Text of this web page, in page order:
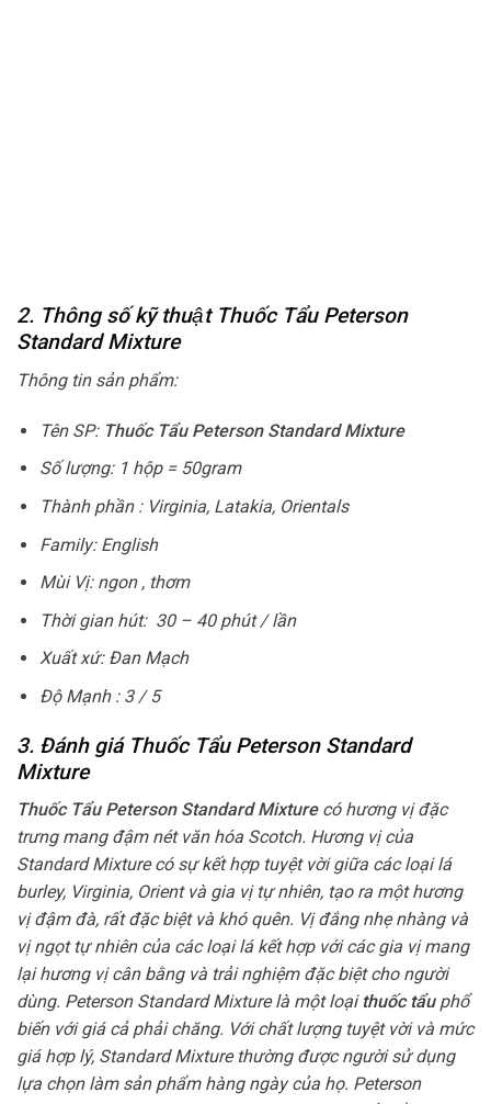
2. Thông số kỹ thuật Thuốc Tẩu Peterson
Standard Mixture
Thông tin sản phẩm:
Tên SP: Thuốc Tẩu Peterson Standard Mixture
Số lượng: 1 hộp = 50gram
Thành phần : Virginia, Latakia, Orientals
Family: English
Mùi Vị: ngon , thơm
Thời gian hút: 30 – 40 phút / lần
Xuất xứ: Đan Mạch
Độ Mạnh : 3 / 5
3. Đánh giá Thuốc Tẩu Peterson Standard
Mixture
Thuốc Tẩu Peterson Standard Mixture có hương vị đặc
trưng mang đậm nét văn hóa Scotch. Hương vị của
Standard Mixture có sự kết hợp tuyệt vời giữa các loại lá
burley, Virginia, Orient và gia vị tự nhiên, tạo ra một hương
vị đậm đà, rất đặc biệt và khó quên. Vị đắng nhẹ nhàng và
vị ngọt tự nhiên của các loại lá kết hợp với các gia vị mang
lại hương vị cân bằng và trải nghiệm đặc biệt cho người
dùng. Peterson Standard Mixture là một loại thuốc tẩuphổ
biến với giá cả phải chăng. Với chất lượng tuyệt vời và mức
giá hợp lý, Standard Mixture thường được người sử dụng
lựa chọn làm sản phẩm hàng ngày của họ. Peterson